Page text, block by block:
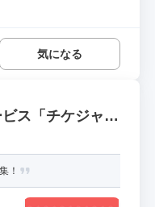
気になる
ス「チケジャ
！